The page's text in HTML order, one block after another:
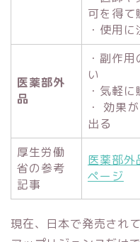
可を得て
・使用
医薬部外
品
・副作
い
・気軽
・ 効果
出る
厚生労働
省の参考
記事
医薬部外
ページ
現在、日本で発売され